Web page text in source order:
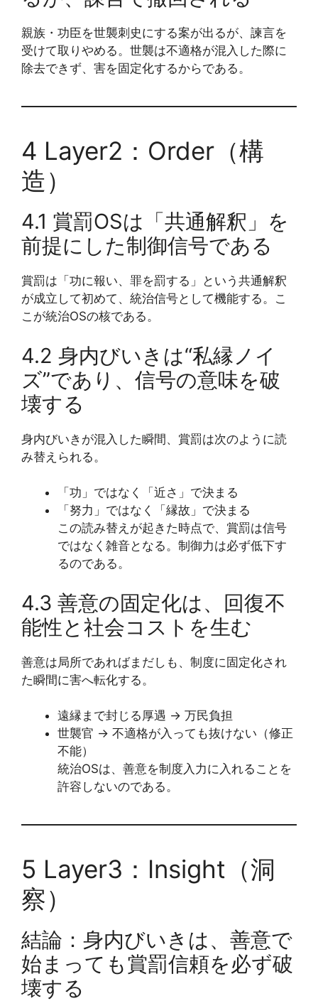
親族・功臣を世襲刺史にする案が出るが、諫言を
受けて取りやめる。世襲は不適格が混入した際に
除去できず、害を固定化するからである。
4 Layer2：Order（構
造）
4.1 賞罰OSは「共通解釈」を
前提にした制御信号である
賞罰は「功に報い、罪を罰する」という共通解釈
が成立して初めて、統治信号として機能する。こ
こが統治OSの核である。
4.2 身内びいきは“私縁ノイ
ズ”であり、信号の意味を破
壊する
身内びいきが混入した瞬間、賞罰は次のように読
み替えられる。
「功」ではなく「近さ」で決まる
「努力」ではなく「縁故」で決まる
この読み替えが起きた時点で、賞罰は信号
ではなく雑音となる。制御力は必ず低下す
るのである。
4.3 善意の固定化は、回復不
能性と社会コストを生む
善意は局所であればまだしも、制度に固定化され
た瞬間に害へ転化する。
遠縁まで封じる厚遇 → 万民負担
世襲官 → 不適格が入っても抜けない（修正
不能）
統治OSは、善意を制度入力に入れることを
許容しないのである。
5 Layer3：Insight（洞
察）
結論：身内びいきは、善意で
始まっても賞罰信頼を必ず破
壊する